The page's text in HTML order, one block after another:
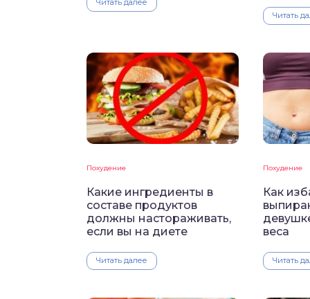
Читать далее
Читать
Похудение
Какие ингредиенты в
составе продуктов
должны настораживать,
если вы на диете
Читать далее
Похудение
Как
веса
Читать